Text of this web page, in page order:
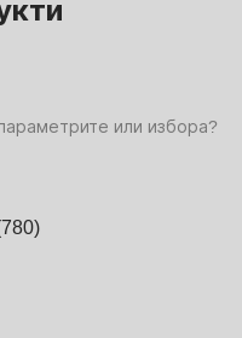
или избора?
780)